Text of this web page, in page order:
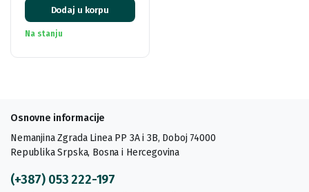
Dodaj u korpu
Na stanju
Osnovne informacije
Nemanjina Zgrada Linea PP 3A i 3B, Doboj 74000
Republika Srpska, Bosna i Hercegovina
(+387) 053 222-197